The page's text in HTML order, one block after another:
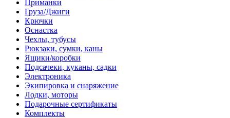
Приманки
Груза/Джиги
Крючки
Оснастка
Чехлы, тубусы
Рюкзаки, сумки, каны
Ящики/коробки
Подсачеки, куканы, садки
Электроника
Экипировка и снаряжение
Лодки, моторы
Подарочные сертификаты
Комплекты